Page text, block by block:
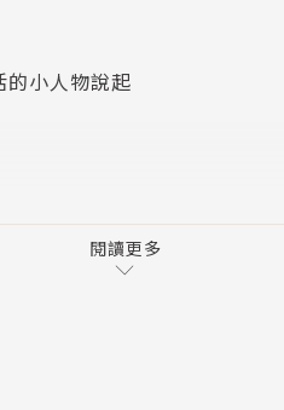
化行旅朝聖路線，甚至還有
古蹟建築，從傳奇人物到
二！
、人類演進博物館、石灰
的小人物說起
閱讀更多